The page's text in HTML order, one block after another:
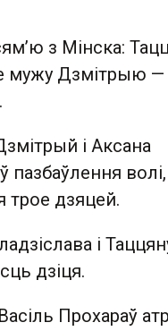
з Мінска:
мужу Дзмітрыю —
і Аксана
трое дзяцей.
і
дзіця.
Прохараў